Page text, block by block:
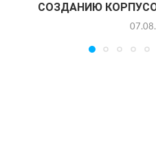
СОЗДАНИЮ